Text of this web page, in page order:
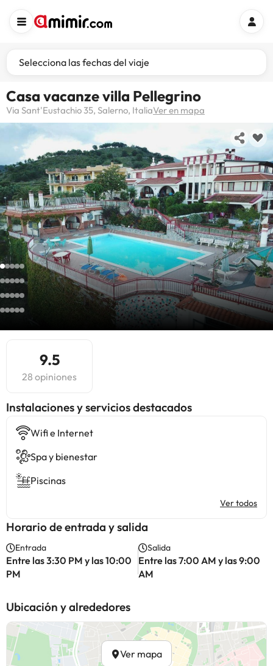
Selecciona las fechas del viaje
Casa vacanze villa Pellegrino
Via Sant'Eustachio 35, Salerno, ItaliaVer en mapa
9.5
28 opiniones
Instalaciones y servicios destacados
Wifi e Internet
Spa y bienestar
Piscinas
Ver todos
Horario de entrada y salida
Entrada
Entre las 3:30 PM y las 10:00
PM
Salida
Entre las 7:00 AM y las 9:00
AM
Ubicación y alrededores
Ver mapa